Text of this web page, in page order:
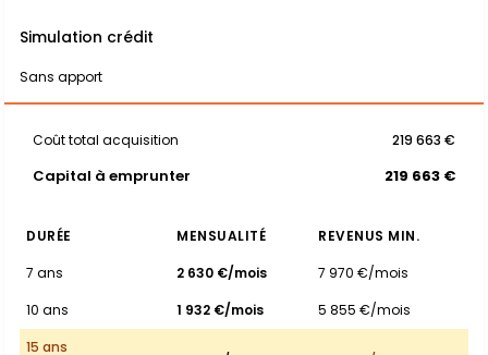
Simulation crédit
Sans apport
Coût total acquisition 219 663 €
Capital à emprunter 219 663 €
DURÉE MENSUALITÉ
REVENUS MIN.
7 ans
2 630 €/mois
7 970 €/mois
10 ans
1 932 €/mois
5 855 €/mois
15 ans